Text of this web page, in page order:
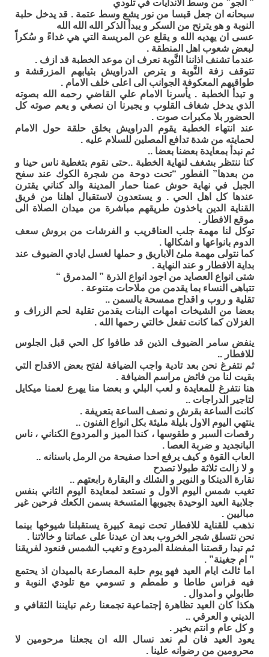
” الجو” من وسط الاندايات في تلودي
سبحانه ان جعل قبسا من نور يشع وسط عتمة . قد يدخل حلبة
النوبة و هو يترنح من السكر و يبدأ الذكر الله الله الله
عسى ان يهديه الله و يقلع عن المريسة التي هي غداءً و سُكراً
لبعض شعوب اهل المنطقة .
عندما تشنف اذاننا النَّوبة نعرف ان موعد الخطبة قد ازف .
تتوقف زفة النَّوبة و يترص الدراويش بثيابهم المزرقشة و
طواقيهم المعكوفة الجوانب الى اعلى خلف الامام .
و تبدأ الخطبة . يأسرنا الامام علي القاضي رحمه الله بصوته
الذي يدخل شغاف القلوب و يجبرنا ان نصغي و يعم صوته كل
الحضور بلا مكبرات صوت .
عند انتهاء الخطبة يقوم الدراويش بخلق حلقة حول الامام
لحمايته من شدة تدافع المصلين للسلام عليه .
ثم نبدأ بمعايدة بعضنا بعضا ..
كنا ننتظر بشغف لنهاية الخطبة ..حتى نقوم بتغطية ناس حينا و
من بعدها” الفطور “تحت دوحة من شجرة الكوك عند سفح
الجبل في نهاية حوش عمنا حمار المدينة والد كناني يقترن
عندها كل اهل الحي . و يستعدون لاستقبال اهلنا من فريق
القناية الدين ياخذون طريقهم مباشرة من ميدان الصلاة الى
موقع الافطار .
توكل لنا مهمة جلب العناقريب و الفرشات من بروش سعف
الدوم بانواعها و اشكالها .
كما نتولى مهمة ملئ الاباريق و حملها لغسل ايادي الضيوف عند
بداية الافطار و عند النهاية .
شتى انواع العصايد من اجود انواع الذرة ” المدمرق “
تتباهى النساء بما يقدمن من ملاحات متنوعة .
تقلية و روب و اقداح ممسحة بالسمن ..
بعضا من الشيخات امهات البنات يقدمن تقلية لحم الزراف و
الغزلان كما كانت تفعل خالتي رحمها الله .
ينفض سامر الضيوف الذين قد طافوا كل الحي قبل الجلوس
للافطار ..
ثم نتفرغ نحن بعد تادية واجب الضيافة لفتح بعض الاقداح التي
بقيت لنا من فائض مراسم الضيافة .
هنا نتفرغ للمعايدة و لعب البلي و بعضا منا يهرع لعمنا ميكايل
لتاجير الدراجات ..
كانت الساعة بقرش و نصف الساعة بتعريفة .
ينتهي اليوم الاول بليلة مليئة بكل انواع الفنون ..
رقصات السبر و طقوسها ، كندا الميز و المردوع الكناني ، ناس
البانجديد و ضربة العصا .
العاب القوة و كيف يرفع احدا صفيحة من الرمل باسنانه ..
و لا زالت ثلاثة طبولا تصدح
نقارة الدينكا و النوير و الشلك و البقارة رابعتهم ..
تغيب شمس اليوم الاول و نستعد لمعايدة اليوم الثاني بنفس
جلابية العيد الوحيدة بجيوبها المتسخة بسمن الكعك فرحين غير
مباليين .
نذهب للقناية للافطار تحت نيمة كبيرة يستقبلنا شيوخها بينما
نحن نتسلق شجر الخروب بعد ان عيدنا على عماتنا و خالاتنا .
ثم تبدا رقصتنا المفضلة المردوع و تغيب الشمس فنعود لفريقنا
” ام جغينة” .
اما ثالث ايام العيد فهو يوم حلبة المصارعة بالميدان اذ يحتمع
فيه فراس طاطا و طمطم و تسومي مع تلودي النوبة و
طابولي و امدوال .
هكذا كان العيد تظاهرة إجتماعية تجمعنا رغم تبايننا الثقافي و
الديني و العرقي ..
و كل عام و انتم بخير .
يعود العيد فان لم نعد نسال الله ان يجعلنا مرحومين لا
محرومين من رضوانه علينا .